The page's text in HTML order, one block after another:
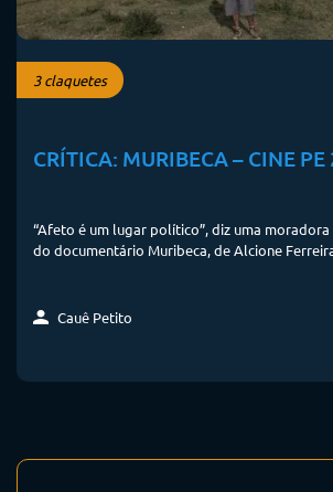
3 claquetes
CRÍTICA: MURIBECA – CINE PE
“Afeto é um lugar político”, diz uma
do documentário Muribeca, de Alcione
Cauê Petito